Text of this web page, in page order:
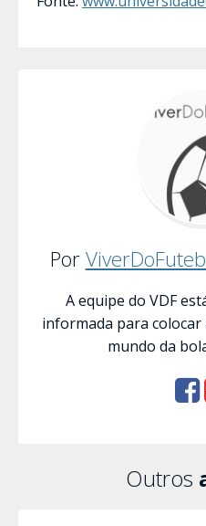
Por
A equipe do VDF
informada para
mundo da
Outros